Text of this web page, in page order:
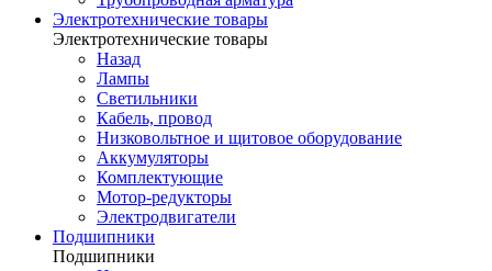
Электротехнические товары
Электротехнические товары
Назад
Лампы
Светильники
Кабель, провод
Низковольтное и щитовое оборудование
Аккумуляторы
Комплектующие
Мотор-редукторы
Электродвигатели
Подшипники
Подшипники